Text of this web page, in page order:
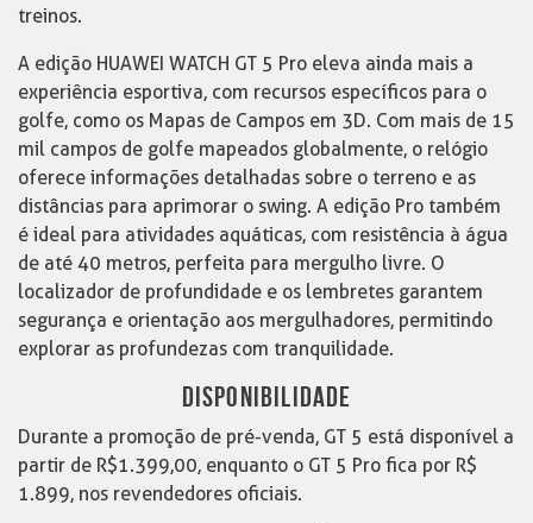
treinos.
A edição HUAWEI WATCH GT 5 Pro eleva ainda mais a
experiência esportiva, com recursos específicos para o
golfe, como os Mapas de Campos em 3D. Com mais de 15
mil campos de golfe mapeados globalmente, o relógio
oferece informações detalhadas sobre o terreno e as
distâncias para aprimorar o swing. A edição Pro também
é ideal para atividades aquáticas, com resistência à água
de até 40 metros, perfeita para mergulho livre. O
localizador de profundidade e os lembretes garantem
segurança e orientação aos mergulhadores, permitindo
explorar as profundezas com tranquilidade.
DISPONIBILIDADE
Durante a promoção de pré-venda, GT 5 está disponível a
partir de R$1.399,00, enquanto o GT 5 Pro fica por R$
1.899, nos revendedores oficiais.